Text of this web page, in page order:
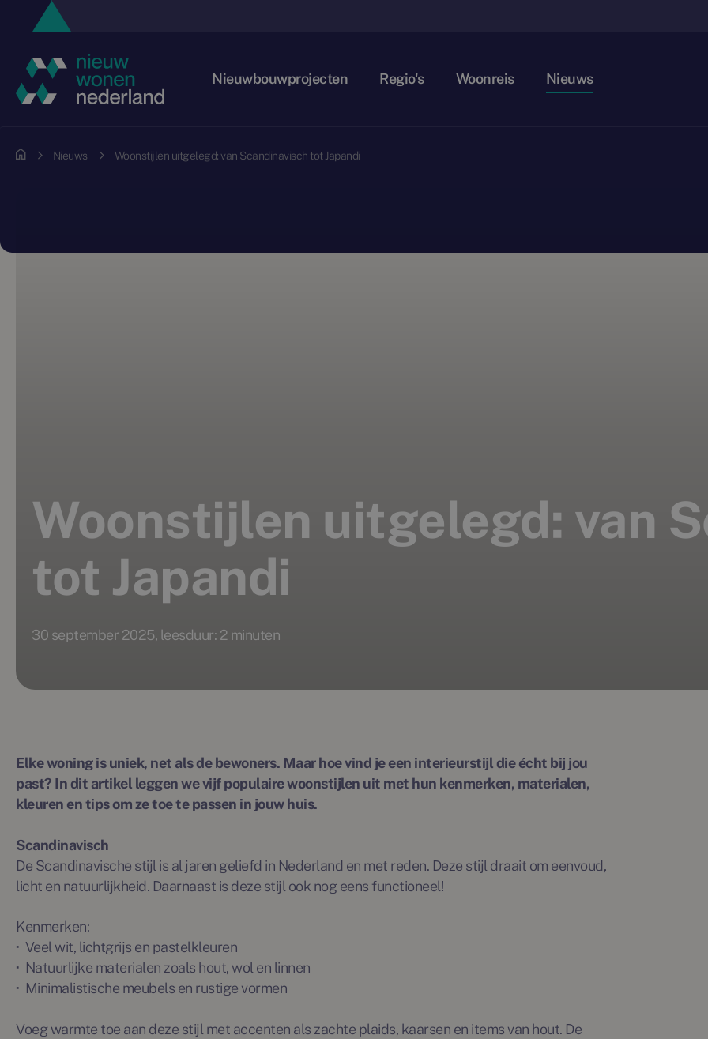
Nieuwbouwprojecten Regio's Woonreis Nieuws
Nieuws Woonstijlen uitgelegd: van Scandinavisch tot Japandi
Woonstijlen uitgelegd: van
tot Japandi
30 september 2025, leesduur: 2 minuten
Elke woning is uniek, net als de bewoners. Maar hoe vind je een interieurstijl die écht bij jou
past? In dit artikel leggen we vijf populaire woonstijlen uit met hun kenmerken, materialen,
kleuren en tips om ze toe te passen in jouw huis.
Scandinavisch
De Scandinavische stijl is al jaren geliefd in Nederland en met reden. Deze stijl draait om eenvoud,
licht en natuurlijkheid. Daarnaast is deze stijl ook nog eens functioneel!
Kenmerken:
· Veel wit, lichtgrijs en pastelkleuren
· Natuurlijke materialen zoals hout, wol en linnen
· Minimalistische meubels en rustige vormen
Voeg warmte toe aan deze stijl met accenten als zachte plaids, kaarsen en items van hout. De